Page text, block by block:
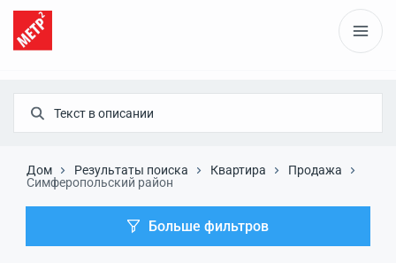
Дом Результаты поиска Квартира
Продажа
Симферопольский район
Больше фильтров